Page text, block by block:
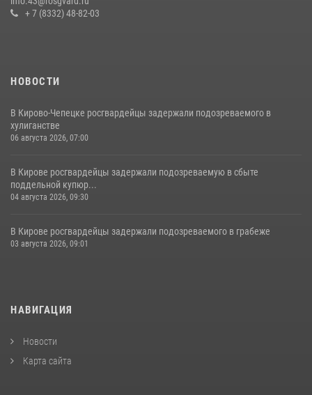
21 июля 2026, 08:20
+ 7 (8332) 48-82-03
НОВОСТИ
В Кирово-Чепецке росгвардейцы задержали подозреваемого в
хулиганстве
06 августа 2026, 07:00
В Кирове росгвардейцы задержали подозреваемую в сбыте
поддельной купюр...
04 августа 2026, 09:30
В Кирове росгвардейцы задержали подозреваемого в грабеже
03 августа 2026, 09:01
НАВИГАЦИЯ
Новости
Карта сайта